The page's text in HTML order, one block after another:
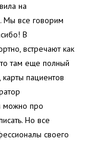
на
Мы все говорим
В
встречают как
там еще полный
пациентов
можно про
Но все
своего